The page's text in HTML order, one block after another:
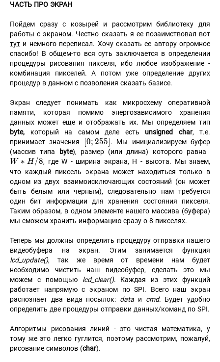
ЧАСТЬ ПРО ЭКРАН
Пойдем сразу с козырей и рассмотрим библиотеку для
работы с экраном. Честно сказать я ее позаимствовал вот
тут и немного переписал. Хочу сказать ее автору огромное
спасибо! В общем-то вся суть заключается в определении
процедуры рисования пикселя, ибо любое изображение -
комбинация пикселей. А потом уже определение других
процедур в данном с позволения сказать базисе.
Экран следует понимать как микросхему оперативной
памяти, которая помимо энергозависимого хранения
данных может еще и отображать их. Мы определяем тип
byte, который на самом деле есть unsigned char, т.е.
принимает значения
[0;255]
0; 255 . Мы инициализируем буфер
(массив типа
byte), размер (или длина) которого равна
W ∗ H /8, где W - ширина экрана, H - высота. Мы знаем,
что каждый пиксель экрана может находиться только в
одном из двух взаимоисключающих состояний (он может
быть белым или черным), следовательно нам требуется
один бит информации для хранения состояния пикселя.
Таким образом, в одном элементе нашего массива (буфера)
мы сможем хранить информацию сразу о 8 пикселях.
Теперь мы должны определить процедуру отправки нашего
видеобуфера на экран. Этим занимается функция
lcd_update(), так же время от времени нам будет
необходимо чистить наш видеобуфер, сделать это мы
можем с помощью lcd_clear(). Каждая из этих функций
работает напрямую с экраном по SPI. Всего наш экран
распознает два вида посылок: data и cmd. Будет удобно
определить две процедуры отправки данных/команд по SPI.
Алгоритмы рисования линий - это чистая математика, у
тому же это легко гуглится, поэтому рассмотрим, пожалуй,
рисование символов (char).